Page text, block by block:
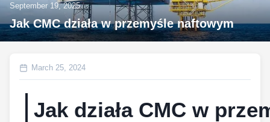
September 19, 2025
Jak CMC działa w przemyśle naftowym
March 25, 2024
Jak działa CMC w